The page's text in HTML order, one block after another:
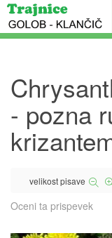
- pozna
velikost pisave
Oceni ta prispevek